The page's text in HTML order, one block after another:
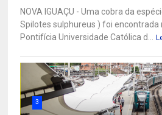
NOVA IGUAÇU - Uma cobra da
Spilotes sulphureus ) foi encontrada
Pontifícia Universidade Católica d...
3